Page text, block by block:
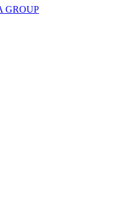
GROUP